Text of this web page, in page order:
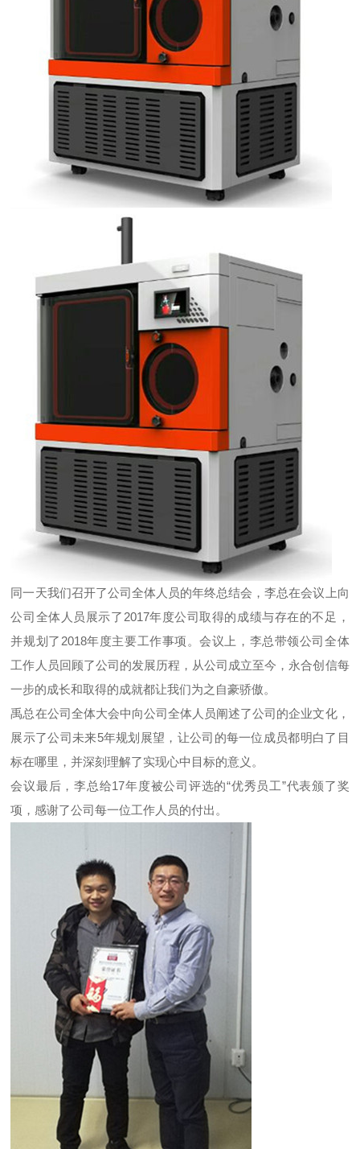
同一天我们召开了公司全体人员的年终总结会，李总在会议上向
公司全体人员展示了2017年度公司取得的成绩与存在的不足，
并规划了2018年度主要工作事项。会议上，李总带领公司全体
工作人员回顾了公司的发展历程，从公司成立至今，永合创信每
一步的成长和取得的成就都让我们为之自豪骄傲。
禹总在公司全体大会中向公司全体人员阐述了公司的企业文化，
展示了公司未来5年规划展望，让公司的每一位成员都明白了目
标在哪里，并深刻理解了实现心中目标的意义。
会议最后，李总给17年度被公司评选的“优秀员工”代表颁了奖
项，感谢了公司每一位工作人员的付出。